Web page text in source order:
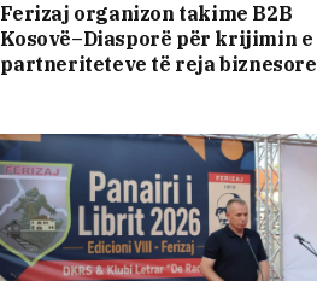
Ferizaj organizon takime B2B
Kosovë–Diasporë për krijimin e
partneriteteve të reja biznesore